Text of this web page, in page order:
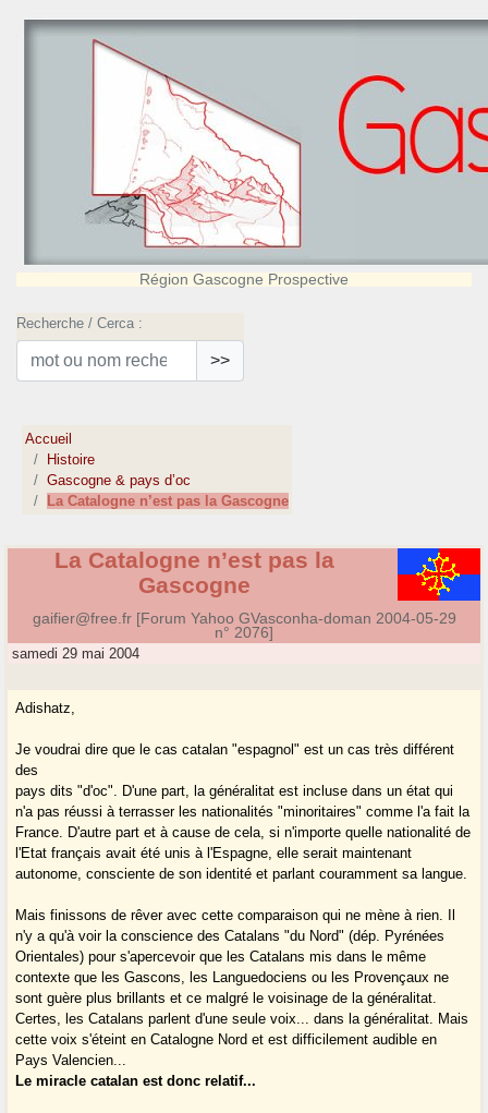
Région Gascogne Prospective
Recherche / Cerca :
>>
Accueil
Histoire
Gascogne & pays d’oc
La Catalogne n’est pas la Gascogne
La Catalogne n’est pas la
Gascogne
gaifier@free.fr [Forum Yahoo GVasconha-doman 2004-05-29
n° 2076]
samedi 29 mai 2004
Adishatz,
Je voudrai dire que le cas catalan "espagnol" est un cas très différent
des
pays dits "d'oc". D'une part, la généralitat est incluse dans un état qui
n'a pas réussi à terrasser les nationalités "minoritaires" comme l'a fait la
France. D'autre part et à cause de cela, si n'importe quelle nationalité de
l'Etat français avait été unis à l'Espagne, elle serait maintenant
autonome, consciente de son identité et parlant couramment sa langue.
Mais finissons de rêver avec cette comparaison qui ne mène à rien. Il
n'y a qu'à voir la conscience des Catalans "du Nord" (dép. Pyrénées
Orientales) pour s'apercevoir que les Catalans mis dans le même
contexte que les Gascons, les Languedociens ou les Provençaux ne
sont guère plus brillants et ce malgré le voisinage de la généralitat.
Certes, les Catalans parlent d'une seule voix... dans la généralitat. Mais
cette voix s'éteint en Catalogne Nord et est difficilement audible en
Pays Valencien...
Le miracle catalan est donc relatif...